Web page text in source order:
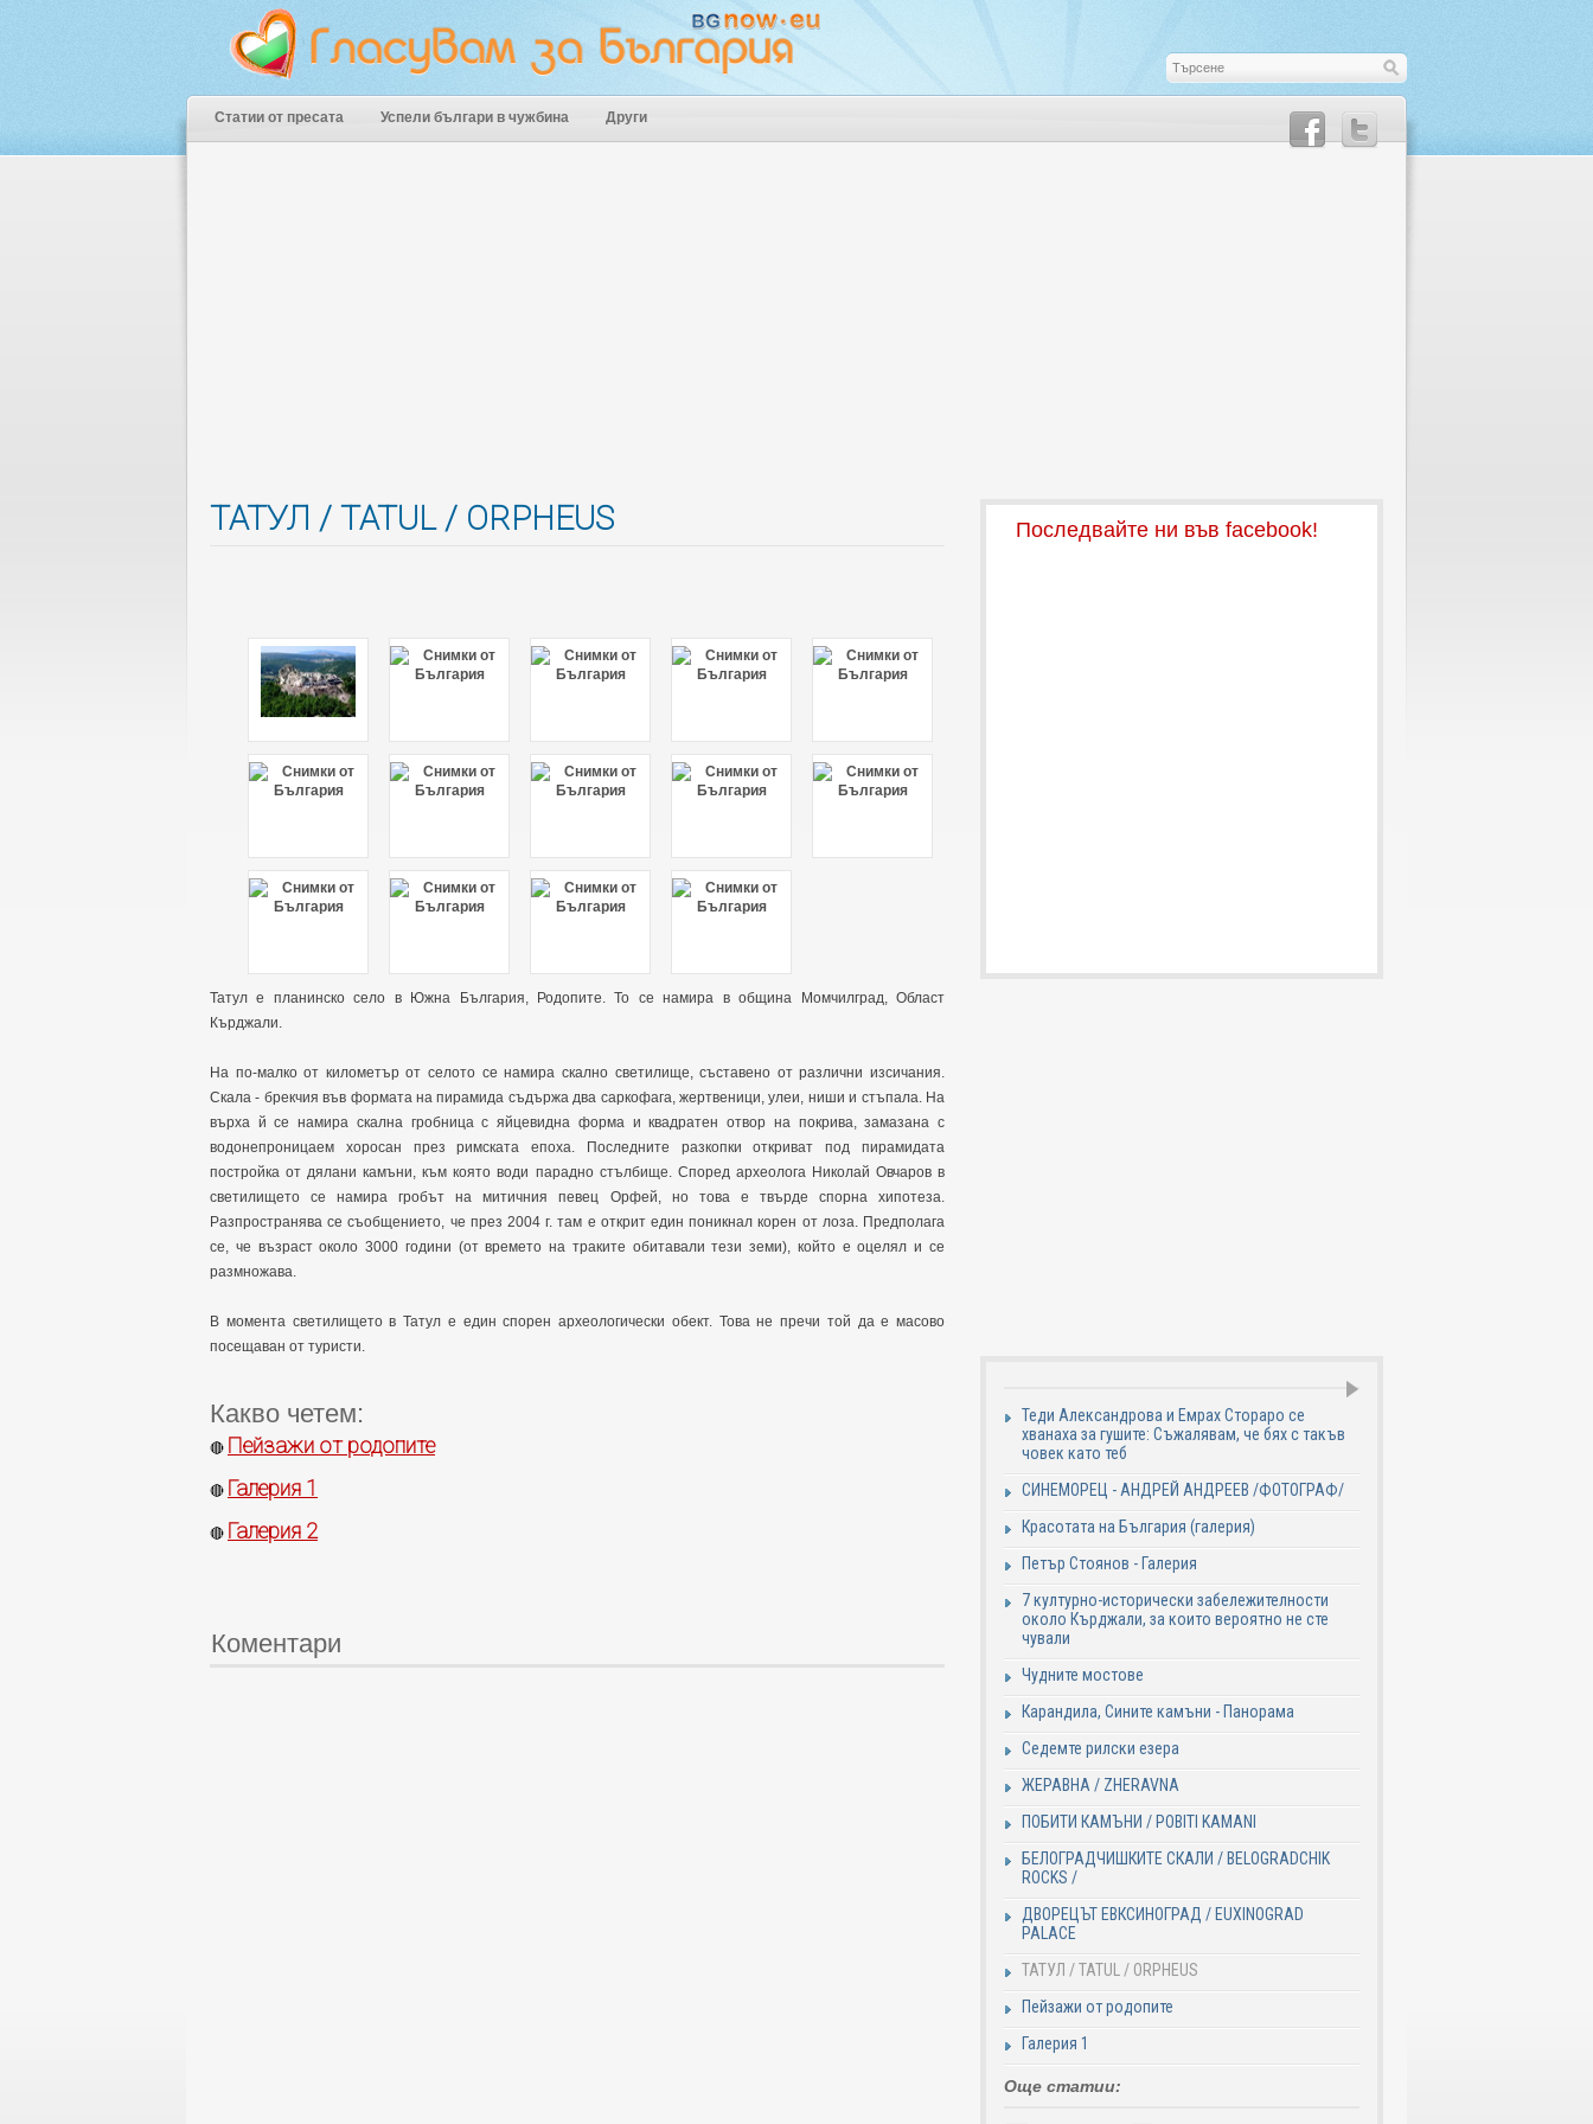
Статии от пресата Успели българи в чужбина Други
ТАТУЛ / TATUL / ORPHEUS
Татул е планинско село в Южна България, Родопите. То се намира в община Момчилград, Област
Кърджали.
На по-малко от километър от селото се намира скално светилище, съставено от различни изсичания.
Скала - брекчия във формата на пирамида съдържа два саркофага, жертвеници, улеи, ниши и стъпала. На
върха й се намира скална гробница с яйцевидна форма и квадратен отвор на покрива, замазана с
водонепроницаем хоросан през римската епоха. Последните разкопки откриват под пирамидата
постройка от дялани камъни, към която води парадно стълбище. Според археолога Николай Овчаров в
светилището се намира гробът на митичния певец Орфей, но това е твърде спорна хипотеза.
Разпространява се съобщението, че през 2004 г. там е открит един поникнал корен от лоза. Предполага
се, че възраст около 3000 години (от времето на траките обитавали тези земи), който е оцелял и се
размножава.
В момента светилището в Татул е един спорен археологически обект. Това не пречи той да е масово
посещаван от туристи.
Какво четем:
🔴 Пейзажи от родопите
🔴 Галерия 1
🔴 Галерия 2
Коментари
Последвайте ни във facebook!
Теди Александрова и Емрах Стораро се
хванаха за гушите: Съжалявам, че бях с такъв
човек като теб
СИНЕМОРЕЦ - АНДРЕЙ АНДРЕЕВ /ФОТОГРАФ/
Красотата на България (галерия)
Петър Стоянов - Галерия
7 културно-исторически забележителности
около Кърджали, за които вероятно не сте
чували
Чудните мостове
Карандила, Сините камъни - Панорама
Седемте рилски езера
ЖЕРАВНА / ZHERAVNA
ПОБИТИ КАМЪНИ / POBITI KAMANI
БЕЛОГРАДЧИШКИТЕ СКАЛИ / BELOGRADCHIK
ROCKS /
ДВОРЕЦЪТ ЕВКСИНОГРАД / EUXINOGRAD
PALACE
ТАТУЛ / TATUL / ORPHEUS
Пейзажи от родопите
Галерия 1
Още статии: